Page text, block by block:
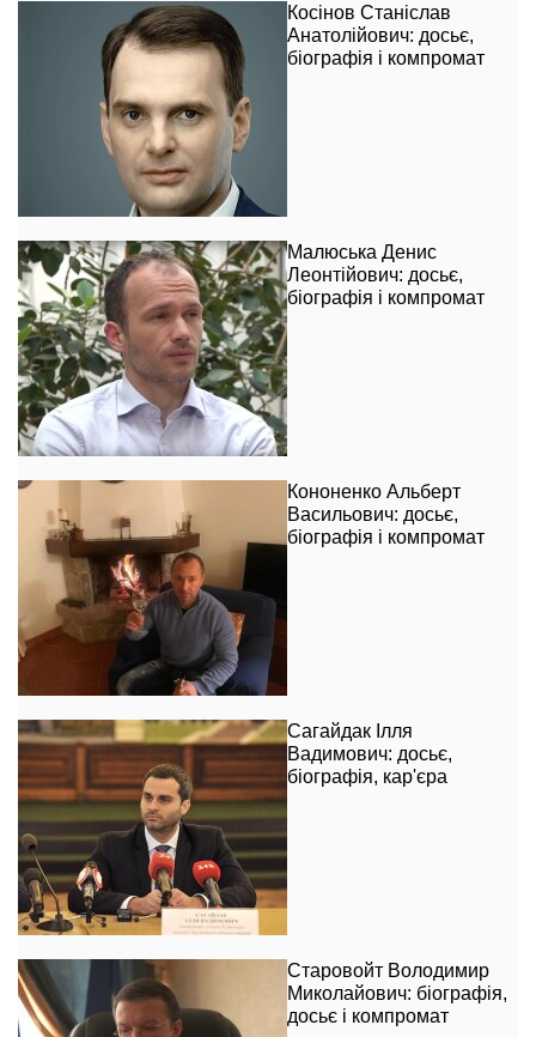
Косінов Станіслав
Анатолійович: досьє,
біографія і компромат
Малюська Денис
Леонтійович: досьє,
біографія і компромат
Кононенко Альберт
Васильович: досьє,
біографія і компромат
Сагайдак Ілля
Вадимович: досьє,
біографія, кар'єра
Старовойт Володимир
Миколайович: біографія,
досьє і компромат